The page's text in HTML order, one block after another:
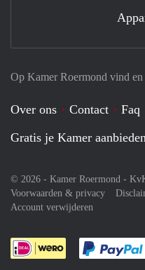
Op Kamer Roermond vind
Over ons Contact Faq
Gratis je Kamer
© 2026 - Kamer Roermond -
Voorwaarden & privacy
Account verwijderen